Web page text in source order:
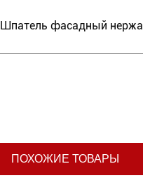
Шпатель фасадный
ПОХОЖИЕ ТОВАРЫ